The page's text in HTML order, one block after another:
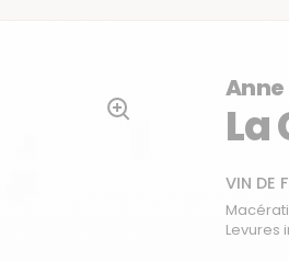
La
VIN DE
Levures